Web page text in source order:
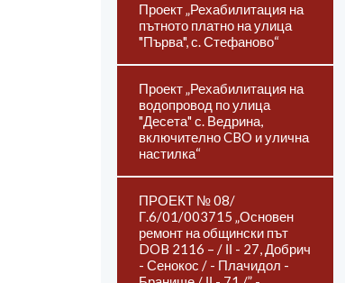
Проект „Рехабилитация на
пътното платно на улица
"Първа", с. Стефаново“
Проект „Рехабилитация на
водопровод по улица
"Десета" с. Ведрина,
включително CBO и улична
настилка“
ПРОЕКТ № 08/
Г.6/01/003715 „Основен
ремонт на общински път
DOB 2116 – / ІІ - 27, Добрич
- Сенокос / - Плачидол -